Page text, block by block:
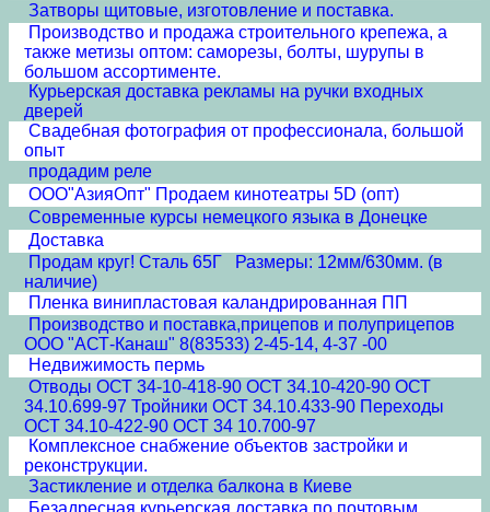
Затворы щитовые, изготовление и поставка.
Производство и продажа строительного крепежа, а
также метизы оптом: саморезы, болты, шурупы в
большом ассортименте.
Курьерская доставка рекламы на ручки входных
дверей
Свадебная фотография от профессионала, большой
опыт
продадим реле
ООО"АзияОпт" Продаем кинотеатры 5D (опт)
Современные курсы немецкого языка в Донецке
Доставка
Продам круг! Сталь 65Г Размеры: 12мм/630мм. (в
наличие)
Пленка винипластовая каландрированная ПП
Производство и поставка,прицепов и полуприцепов
ООО "АСТ-Канаш" 8(83533) 2-45-14, 4-37 -00
Недвижимость пермь
Отводы ОСТ 34-10-418-90 ОСТ 34.10-420-90 ОСТ
34.10.699-97 Тройники ОСТ 34.10.433-90 Переходы
ОСТ 34.10-422-90 ОСТ 34 10.700-97
Комплексное снабжение объектов застройки и
реконструкции.
Застикление и отделка балкона в Киеве
Безадресная курьерская доставка по почтовым